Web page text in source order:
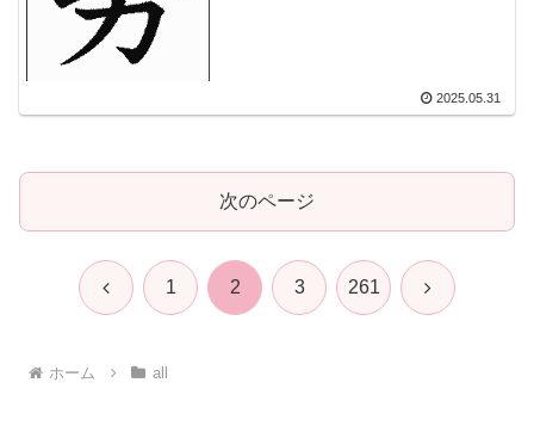
2025.05.31
次のページ
前 1 2 3 261 次
ホーム all